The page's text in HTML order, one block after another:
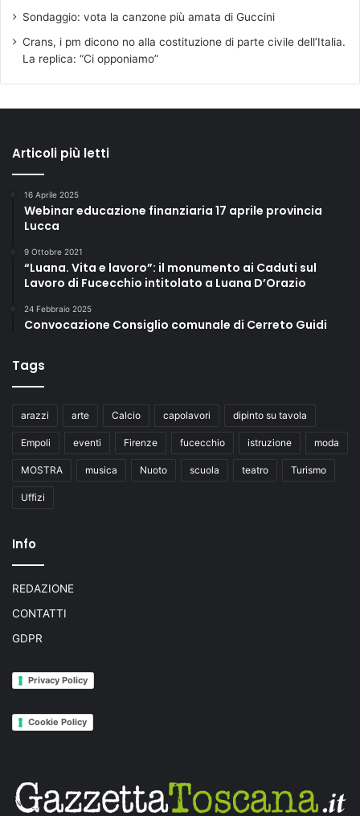
Sondaggio: vota la canzone più amata di Guccini
Crans, i pm dicono no alla costituzione di parte civile dell’Italia.
La replica: “Ci opponiamo”
Articoli più letti
16 Aprile 2025
Webinar educazione finanziaria 17 aprile provincia
Lucca
9 Ottobre 2021
“Luana. Vita e lavoro”: il monumento ai Caduti sul
Lavoro di Fucecchio intitolato a Luana D’Orazio
24 Febbraio 2025
Convocazione Consiglio comunale di Cerreto Guidi
Tags
arazzi arte Calcio capolavori dipinto su tavola
Empoli eventi Firenze fucecchio istruzione moda
MOSTRA musica Nuoto scuola teatro Turismo
Uffizi
Info
REDAZIONE
CONTATTI
GDPR
Privacy Policy
Cookie Policy